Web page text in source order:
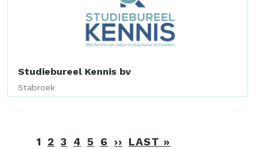
Studiebureel Kennis bv
Stabroek
Paginering
1 2 3 4 5 6 ›› VOLGENDE
LAST »